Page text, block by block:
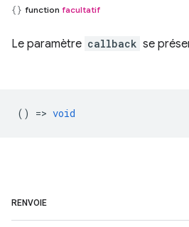
function facultatif
Le paramètre callback se
() => void
RENVOIE